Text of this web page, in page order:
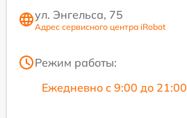
ул. Энгельса, 75
Адрес сервисного центра iRobot
Режим работы:
Ежедневно с 9:00 до 21:00